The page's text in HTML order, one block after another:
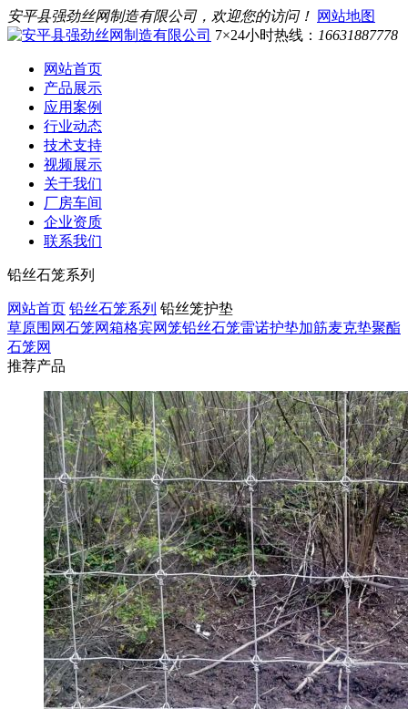
安平县强劲丝网制造有限公司，欢迎您的访问！ 网站地图
7×24小时热线： 16631887778
网站首页
产品展示
应用案例
行业动态
技术支持
视频展示
关于我们
厂房车间
企业资质
联系我们
铅丝石笼系列
网站首页 铅丝石笼系列 铅丝笼护垫
草原围网石笼网箱格宾网笼铅丝石笼雷诺护垫加筋麦克垫聚酯
石笼网
推荐产品